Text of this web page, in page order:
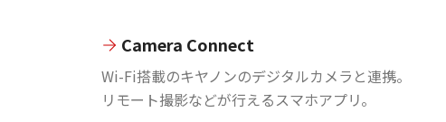
Camera Connect
Wi-Fi搭載のキヤノンのデジタルカメラと連携。
リモート撮影などが行えるスマホアプリ。